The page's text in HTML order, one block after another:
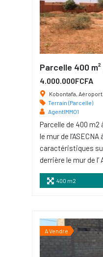
Parcelle 400 m²
4.000.000FCFA
Kobontafa,
Terrain (Parcelle)
AgentIMMO1
Parcelle de 400 m2
le mur de
caractéristiques
derrière le mur de
400 m2
A Vendre